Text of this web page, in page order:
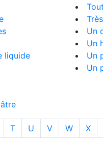
liquide
Un
Un
Un
Un
T U V W X